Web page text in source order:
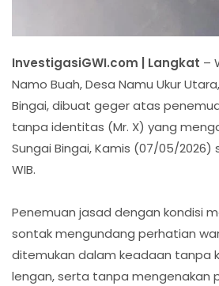
InvestigasiGWI.com | Langkat –
Namo Buah, Desa Namu Ukur
Bingai, dibuat geger atas
tanpa identitas (Mr. X) yang
Sungai Bingai, Kamis (07/05/2026)
WIB.
Penemuan jasad dengan kondisi
sontak mengundang perhatian
ditemukan dalam keadaan tanpa
lengan, serta tanpa mengenakan